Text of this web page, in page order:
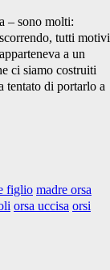
– sono molti:
tutti motivi
a un
ci siamo costruiti
tentato di portarlo a
figlio madre orsa
orsa uccisa orsi